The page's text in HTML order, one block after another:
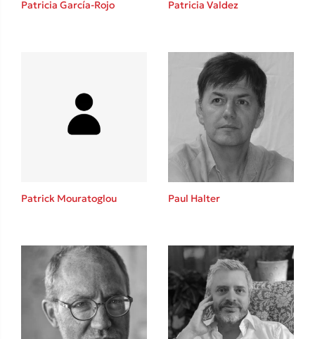
Sebastian Fitzek
Στέφανος Ξενάκης
Patricia García-Rojo Patricia Valdez
Patrick Mouratoglou Paul Halter